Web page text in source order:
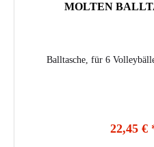
MOLTEN
Balltasche, für 6
22,45 €